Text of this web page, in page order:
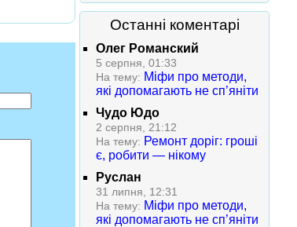
Останні коментарі
Олег Романский
5 серпня, 01:33
На тему: Міфи про методи,
які допомагають не сп’яніти
Чудо Юдо
2 серпня, 21:12
На тему: Ремонт доріг: гроші
є, робити — нікому
Руслан
31 липня, 12:31
На тему: Міфи про методи,
які допомагають не сп’яніти